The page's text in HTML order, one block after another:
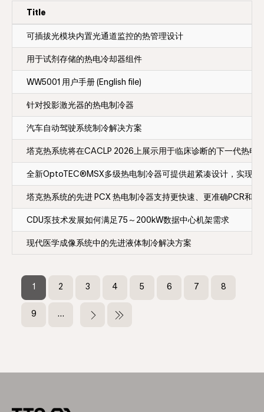
Title
可插拔光模块内置光通道监控的热管理设计
用于试剂存储的热电冷却器组件
WW5001 用户手册 (English file)
针对投影激光器的热电制冷器
汽车自动驾驶系统制冷解决方案
塔克热系统将在CACLP 2026上展示用于临床诊断的下一代热电
全新OptoTEC®MSX多级热电制冷器可提供超紧凑设计，实现真
塔克热系统的先进 PCX 热电制冷器支持更快速、更准确PCR和分
CDU泵技术发展如何满足75～200kW数据中心机架需求
现代医学成像系统中的先进液体制冷解决方案
当
前
页
1
页
2
页
3
页
4
页
5
页
6
页
7
页
8
页
9 …
下
末